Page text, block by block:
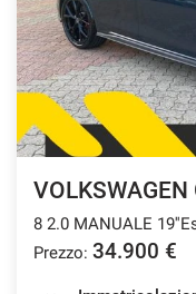
VOLKSWAGEN
8 2.0 MANUALE
Prezzo: 34.900 €